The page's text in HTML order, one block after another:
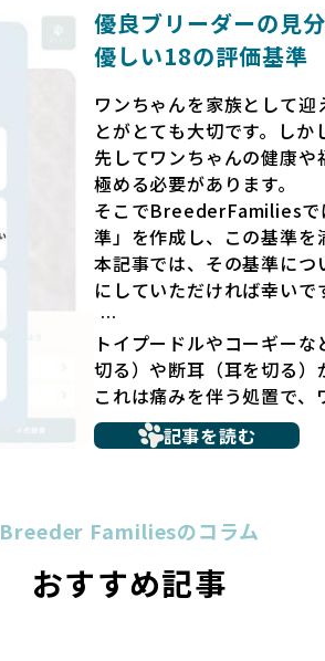
選べる環境を整えています
そして、消費者の皆様が正
ワンちゃんを家族のように
リーダー」が自然と淘汰
く、親犬や引退犬も大切
い世界を築いていきたいと
ペットショップでの生体
が十分に整っていない場
ストレスを受けることが
社会性の問題につながり
ん。
こうした背景から、
採用するとともに、ペッ
ーの掲載も行ってしません
ペットショップを避けた
グ環境の最低限を定めるも
の責任ある姿勢を十分に保
ックを経ていないブリー
選択の判断が難しい現状が
優良ブリーダーの見
優しい18の評価基準
ワンちゃんを家族として
とがとても大切です。し
先してワンちゃんの健康
極める必要があります。
そこでBreederFamiliesで
準」を作成し、この基準を
本記事では、その基準に
にしていただければ幸いで
トイプードルやコーギー
切る）や断耳（耳を切る）
これは痛みを伴う処置で
や不安感を引き起こす可能
要なコミュニケーション手
われる場合があります。
断尾・断耳を行いません。
記事を読む
Breeder Familiesのコラム
おすすめ記事